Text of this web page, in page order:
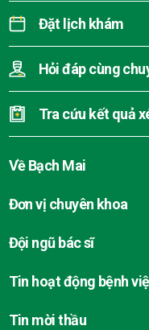
Đặt lịch khám
Hỏi đáp cùng
Tra cứu kết quả
Về Bạch Mai
Đơn vị chuyên khoa
Đội ngũ bác sĩ
Tin hoạt động bệnh
Tin mời thầu